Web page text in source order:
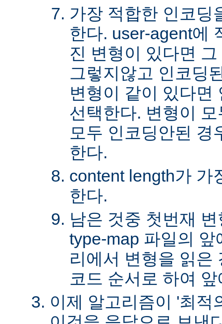
가장 적합한 인코딩
한다. user-agent에
진 변형이 있다면
그렇지않고 인코딩
변형이 같이 있다면
선택한다. 변형이
모두 인코딩안된 경
한다.
content length가 가
한다.
남은 것중 첫번재
type-map 파일의
리에서 변형을 읽은
코드 순서로 하여
이제 알고리즘이 '최적